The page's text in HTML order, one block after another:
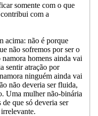
somente com o que
com a
acima: não é porque
não sofremos por ser o
homens ainda vai
sentir atração por
ninguém ainda vai
não deveria ser fluida,
Uma mulher não-binária
que só deveria ser